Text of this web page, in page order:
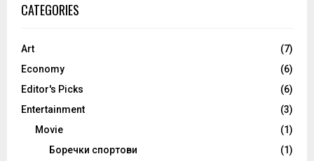
CATEGORIES
Art
(7)
Economy
(6)
Editor's Picks
(6)
Entertainment
(3)
Movie
(1)
Боречки спортови
(1)